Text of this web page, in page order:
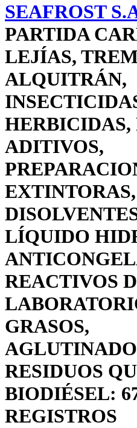
SEAFROST
PARTIDA
LEJÍAS,
ALQUITRÁN,
HERBICIDAS,
ADITIVOS,
EXTINTORAS,
LÍQUIDO
REACTIVOS
GRASOS,
RESIDUOS
BIODIÉSEL:
REGISTROS